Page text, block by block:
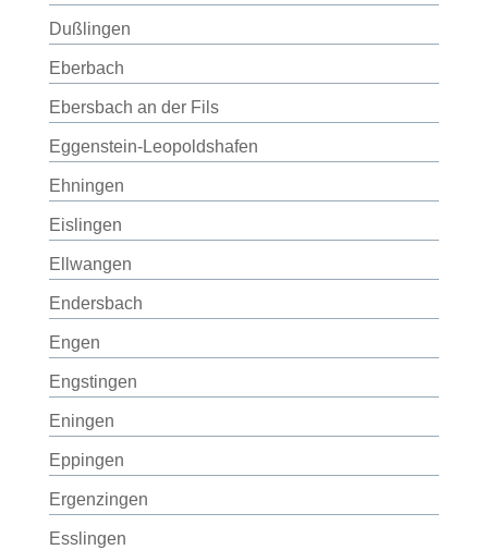
Dußlingen
Eberbach
Ebersbach an der Fils
Eggenstein-Leopoldshafen
Ehningen
Eislingen
Ellwangen
Endersbach
Engen
Engstingen
Eningen
Eppingen
Ergenzingen
Esslingen